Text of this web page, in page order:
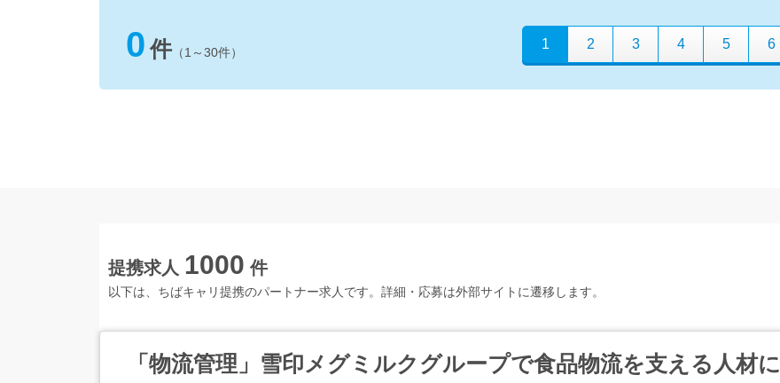
0 件（1～30件）
1 2 3 4 5 6
提携求人 1000 件
以下は、ちばキャリ提携のパートナー求人です。詳細・応募は外部サイトに遷移します。
「物流管理」雪印メグミルクグループで食品物流を支える人材に